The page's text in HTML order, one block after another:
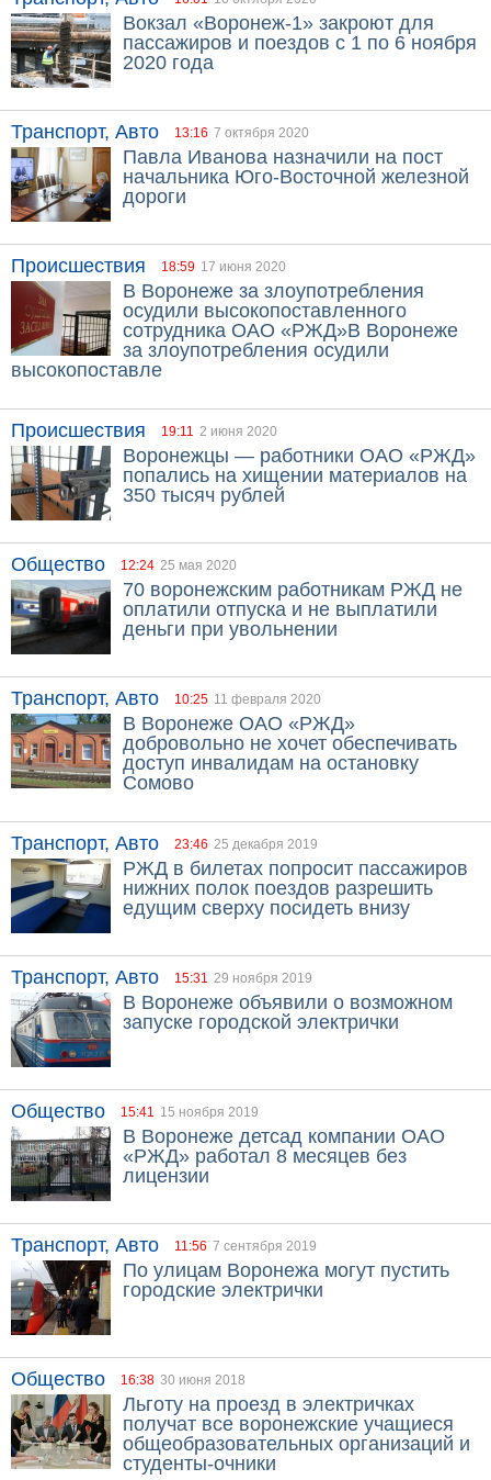
Вокзал «Воронеж-1» закроют для
пассажиров и поездов с 1 по 6 ноября
2020 года
Транспорт, Авто 13:16 7 октября 2020
Павла Иванова назначили на пост
начальника Юго-Восточной железной
дороги
Происшествия 18:59 17 июня 2020
В Воронеже за злоупотребления
осудили высокопоставленного
сотрудника ОАО «РЖД»В Воронеже
за злоупотребления осудили
высокопоставле
Происшествия 19:11 2 июня 2020
Воронежцы — работники ОАО «РЖД»
попались на хищении материалов на
350 тысяч рублей
Общество 12:24 25 мая 2020
70 воронежским работникам РЖД не
оплатили отпуска и не выплатили
деньги при увольнении
Транспорт, Авто 10:25 11 февраля 2020
В Воронеже ОАО «РЖД»
добровольно не хочет обеспечивать
доступ инвалидам на остановку
Сомово
Транспорт, Авто 23:46 25 декабря 2019
РЖД в билетах попросит пассажиров
нижних полок поездов разрешить
едущим сверху посидеть внизу
Транспорт, Авто 15:31 29 ноября 2019
В Воронеже объявили о возможном
запуске городской электрички
Общество 15:41 15 ноября 2019
В Воронеже детсад компании ОАО
«РЖД» работал 8 месяцев без
лицензии
Транспорт, Авто 11:56 7 сентября 2019
По улицам Воронежа могут пустить
городские электрички
Общество 16:38 30 июня 2018
Льготу на проезд в электричках
получат все воронежские учащиеся
общеобразовательных организаций и
студенты-очники